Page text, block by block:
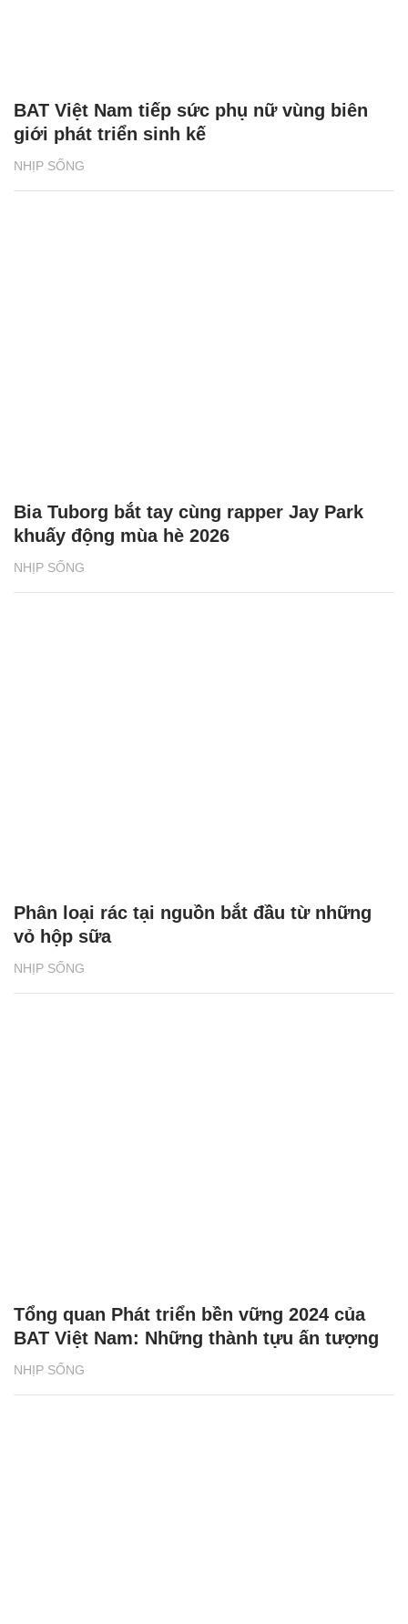
NHỊP SỐNG
BAT Việt Nam tiếp sức phụ nữ vùng biên
giới phát triển sinh kế
NHỊP SỐNG
Bia Tuborg bắt tay cùng rapper Jay Park
khuấy động mùa hè 2026
NHỊP SỐNG
Phân loại rác tại nguồn bắt đầu từ những
vỏ hộp sữa
NHỊP SỐNG
Tổng quan Phát triển bền vững 2024 của
BAT Việt Nam: Những thành tựu ấn tượng